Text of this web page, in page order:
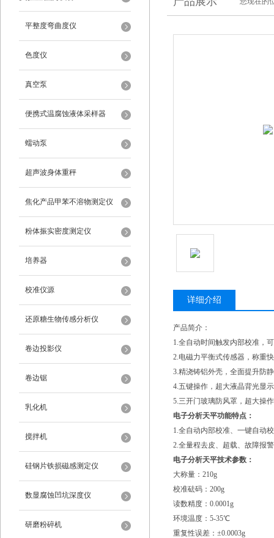
平整度弯曲度仪
色度仪
真空泵
便携式温腐蚀液体采样器
蠕动泵
超声波身体重秤
焦化产品甲苯不溶物测定仪
粉体振实密度测定仪
培养器
校准仪源
还原糖生物传感分析仪
卷边投影仪
卷边锯
乳化机
搅拌机
硅钢片铁损磁感测定仪
数显腐蚀凹坑深度仪
研磨粉碎机
详细介绍
产品简介：
1.全自动时间触发内部校准，
2.电磁力平衡式传感器，称重
3.精浇铸铝外壳，全面提升防
4.五键操作，超大液晶背光显
5.三开门玻璃防风罩，超大操
电子分析天平功能特点：
1.全自动内部校准、一键自动
2.全量程去皮、超载、故障报
电子分析天平技术参数：
大称量：210g
校准砝码：200g
读数精度：0.0001g
环境温度：5-35℃
重复性误差：±0.0003g